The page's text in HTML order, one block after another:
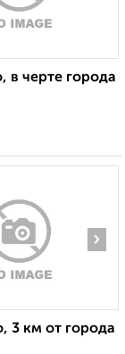
в черте города
›
3 км от города